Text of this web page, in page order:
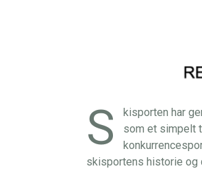
S
kisporten har
som et simpelt
skisportens historie og